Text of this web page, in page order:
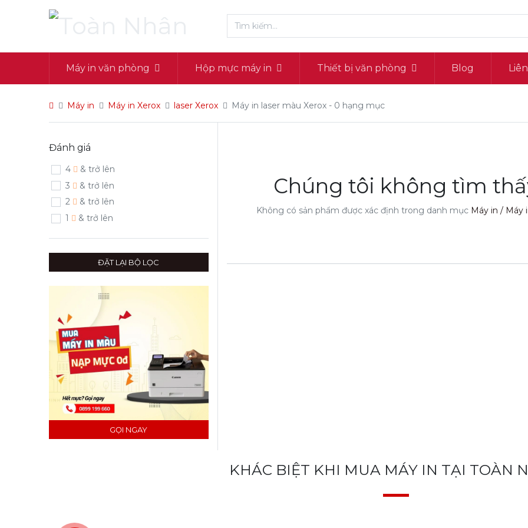
Máy in văn phòng Hộp mực máy in Thiết bị văn phòng Blog
Máy in Máy in Xerox laser Xerox Máy in laser màu Xerox - 0 hạng mục
Đánh giá
4
& trở lên
3
& trở lên
2
& trở lên
1
& trở lên
ĐẶT LẠI BỘ LỌC
GỌI NGAY
Chúng tôi không tìm
Không có sản phẩm được xác định trong danh mục Máy in / Máy
KHÁC BIỆT KHI MUA MÁY IN TẠI TOÀN